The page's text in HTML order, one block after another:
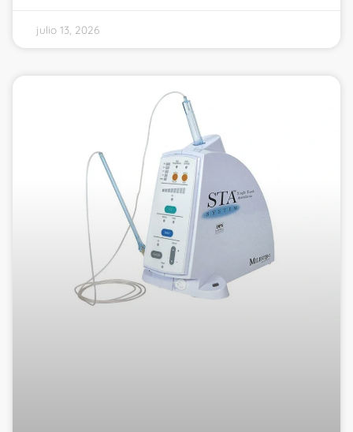
julio 13, 2026